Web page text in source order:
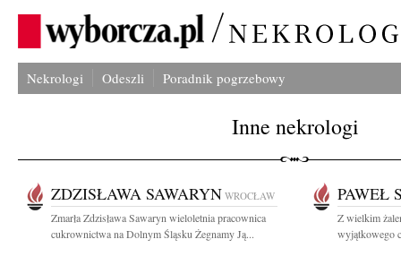
Nekrologi Odeszli Poradnik pogrzebowy
Inne nekrologi
ZDZISŁAWA SAWARYN WROCŁAW
Zmarła Zdzisława Sawaryn wieloletnia pracownica
cukrownictwa na Dolnym Śląsku Żegnamy Ją...
PAWEŁ
Z wielkim
wyjątkowego